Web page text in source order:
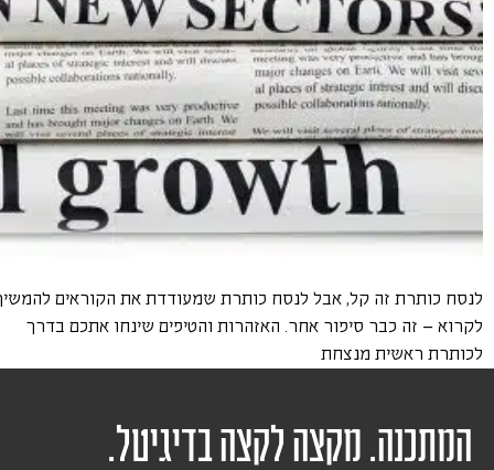
לנסח כותרת זה קל, אבל לנסח כותרת שמעודדת את הקוראים
לקרוא – זה כבר סיפור אחר. האזהרות והטיפים שינחו אתכם בדרך
לכותרת ראשית מנצחת
המתכנה. מקצה לקצה בדיגיטל.